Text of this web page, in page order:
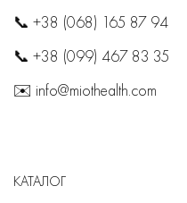
📞 +38 (068) 165 87 94
📞 +38 (099) 467 83 35
✉️ info@miothealth.com
КАТАЛОГ